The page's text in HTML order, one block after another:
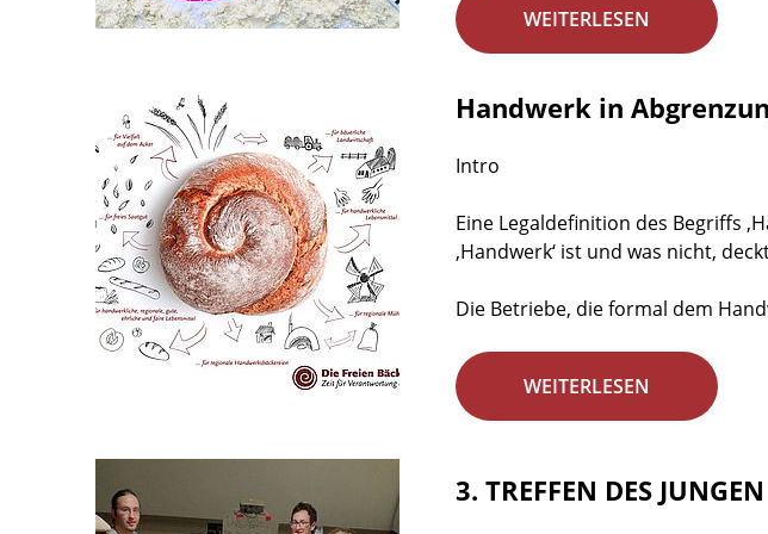
WEITERLESEN
Handwerk in
Intro
Eine Legaldefinition des Begriffs
‚Handwerk‘ ist und was nicht,
Die Betriebe, die formal dem
WEITERLESEN
3. TREFFEN DES